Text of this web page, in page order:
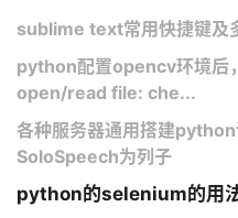
sublime text常用快捷键及
python配置opencv环境后
open/read file: che...
各种服务器通用搭建
SoloSpeech为列子
python的selenium的用